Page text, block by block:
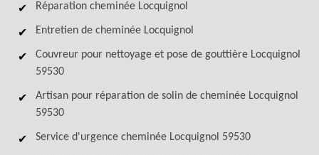
Réparation cheminée Locquignol
Entretien de cheminée Locquignol
Couvreur pour nettoyage et pose de gouttière Locquignol
59530
Artisan pour réparation de solin de cheminée Locquignol
59530
Service d'urgence cheminée Locquignol 59530